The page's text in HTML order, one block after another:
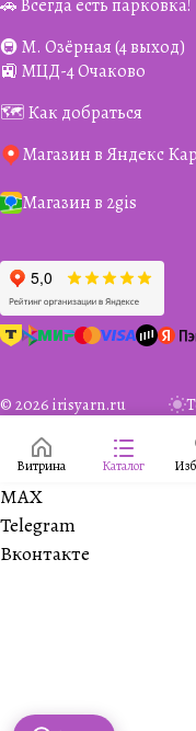
🚗 Всегда есть парковка!
🚇 М. Озёрная (4 выход)
🚉 МЦД-4 Очаково
🗺️ Как добраться
Магазин в Яндекс
Магазин в 2gis
© 2026 irisyarn.ru
Витрина Каталог
MAX
Telegram
Вконтакте